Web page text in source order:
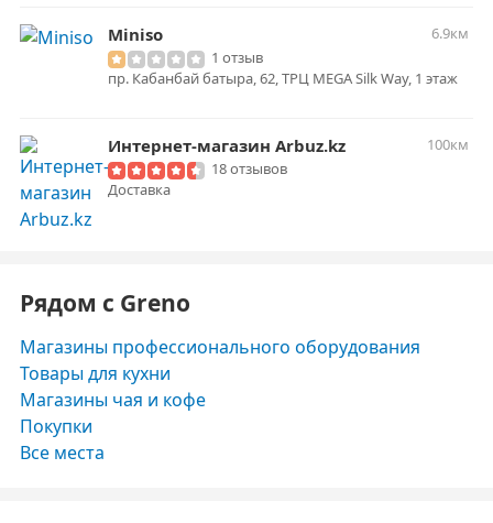
Miniso
6.9км
1 отзыв
пр. Кабанбай батыра, 62, ТРЦ MEGA Silk Way, 1 этаж
Интернет-магазин Arbuz.kz
100км
18 отзывов
Доставка
Рядом с Greno
Магазины профессионального оборудования
Товары для кухни
Магазины чая и кофе
Покупки
Все места